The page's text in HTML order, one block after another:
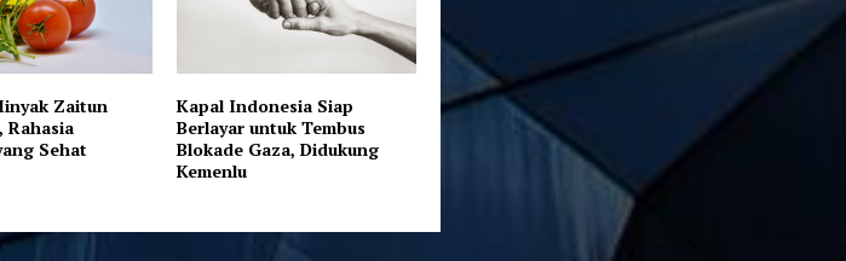
Zaitun
Rahasia
Sehat
Kapal Indonesia Siap
Berlayar untuk Tembus
Blokade Gaza, Didukung
Kemenlu